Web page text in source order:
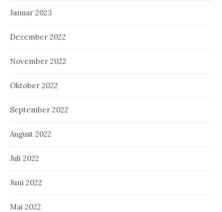
Januar 2023
Dezember 2022
November 2022
Oktober 2022
September 2022
August 2022
Juli 2022
Juni 2022
Mai 2022